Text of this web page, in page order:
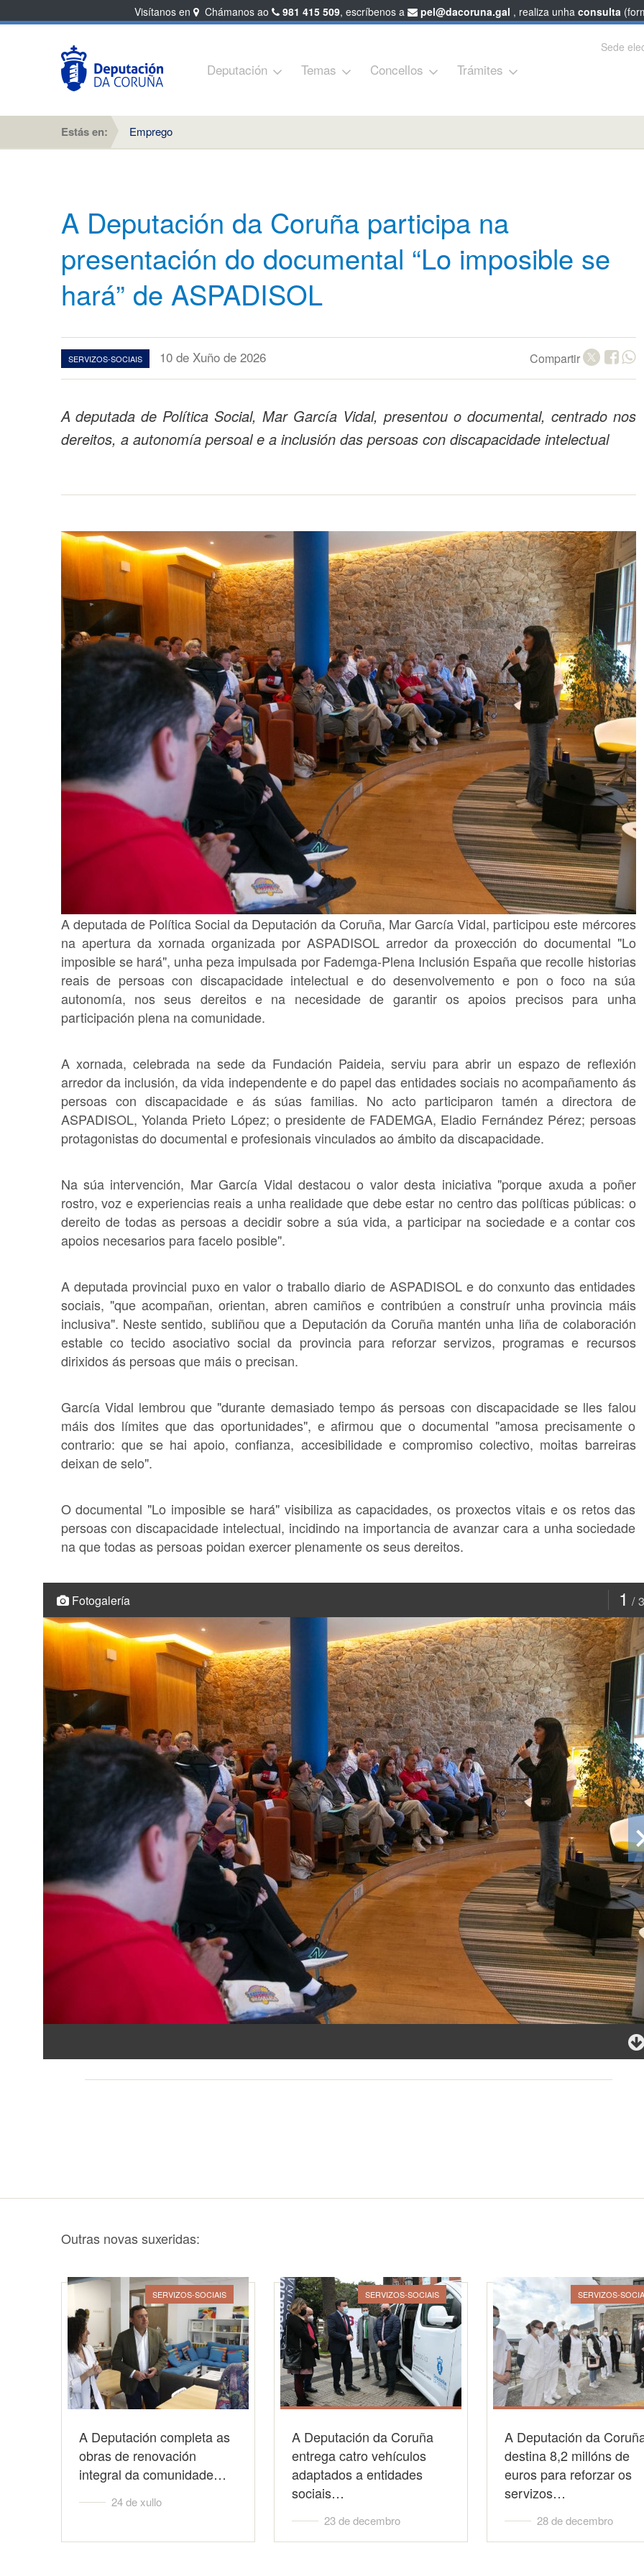
Sede
Deputación Temas Concellos Trámites
Estás en: Emprego
A Deputación da Coruña participa na
presentación do documental “Lo imposible se
hará” de ASPADISOL
SERVIZOS-SOCIAIS 10 de Xuño de 2026 Compartir
A deputada de Política Social, Mar García Vidal, presentou o documental, centrado nos
dereitos, a autonomía persoal e a inclusión das persoas con discapacidade intelectual
A deputada de Política Social da Deputación da Coruña, Mar García Vidal, participou este mércores
na apertura da xornada organizada por ASPADISOL arredor da proxección do documental "Lo
imposible se hará", unha peza impulsada por Fademga-Plena Inclusión España que recolle historias
reais de persoas con discapacidade intelectual e do desenvolvemento e pon o foco na súa
autonomía, nos seus dereitos e na necesidade de garantir os apoios precisos para unha
participación plena na comunidade.
A xornada, celebrada na sede da Fundación Paideia, serviu para abrir un espazo de reflexión
arredor da inclusión, da vida independente e do papel das entidades sociais no acompañamento ás
persoas con discapacidade e ás súas familias. No acto participaron tamén a directora de
ASPADISOL, Yolanda Prieto López; o presidente de FADEMGA, Eladio Fernández Pérez; persoas
protagonistas do documental e profesionais vinculados ao ámbito da discapacidade.
Na súa intervención, Mar García Vidal destacou o valor desta iniciativa "porque axuda a poñer
rostro, voz e experiencias reais a unha realidade que debe estar no centro das políticas públicas: o
dereito de todas as persoas a decidir sobre a súa vida, a participar na sociedade e a contar cos
apoios necesarios para facelo posible".
A deputada provincial puxo en valor o traballo diario de ASPADISOL e do conxunto das entidades
sociais, "que acompañan, orientan, abren camiños e contribúen a construír unha provincia máis
inclusiva". Neste sentido, subliñou que a Deputación da Coruña mantén unha liña de colaboración
estable co tecido asociativo social da provincia para reforzar servizos, programas e recursos
dirixidos ás persoas que máis o precisan.
García Vidal lembrou que "durante demasiado tempo ás persoas con discapacidade se lles falou
máis dos límites que das oportunidades", e afirmou que o documental "amosa precisamente o
contrario: que se hai apoio, confianza, accesibilidade e compromiso colectivo, moitas barreiras
deixan de selo".
O documental "Lo imposible se hará" visibiliza as capacidades, os proxectos vitais e os retos das
persoas con discapacidade intelectual, incidindo na importancia de avanzar cara a unha sociedade
na que todas as persoas poidan exercer plenamente os seus dereitos.
1 3
Fotogalería
Outras novas suxeridas:
SERVIZOS-SOCIAIS
A Deputación completa as
obras de renovación
integral da comunidade…
24 de xullo
SERVIZOS-SOCIAIS
A Deputación da Coruña
entrega catro vehículos
adaptados a entidades
sociais…
23 de decembro
SERVIZOS-
A Deputación da
destina 8,2 millóns de
euros para reforzar os
servizos…
28 de decembro
Visítanos en Chámanos ao 981 415 509, escríbenos a pel@dacoruna.gal , realiza unha consulta